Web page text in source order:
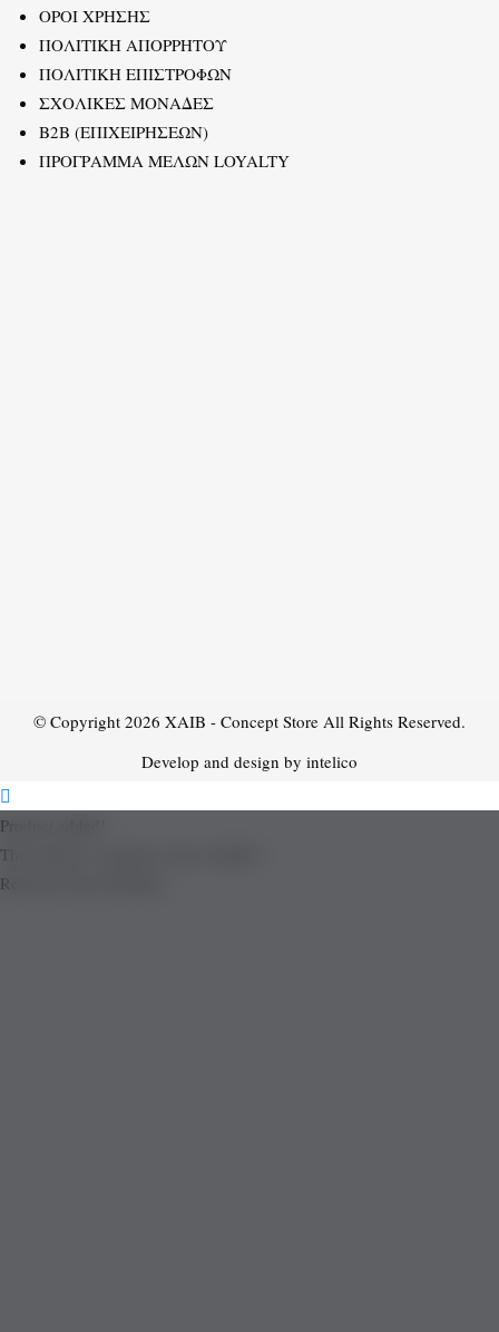
ΟΡΟΙ ΧΡΗΣΗΣ
ΠΟΛΙΤΙΚΗ ΑΠΟΡΡΗΤΟΥ
ΠΟΛΙΤΙΚΗ ΕΠΙΣΤΡΟΦΩΝ
ΣΧΟΛΙΚΕΣ ΜΟΝΑΔΕΣ
B2B (ΕΠΙΧΕΙΡΗΣΕΩΝ)
ΠΡΟΓΡΑΜΜΑ ΜΕΛΩΝ LOYALTY
© Copyright 2026 XAIB - Concept Store All Rights Reserved.
Develop and design by intelico
Product added!
The product is already in the wishlist!
Removed from Wishlist